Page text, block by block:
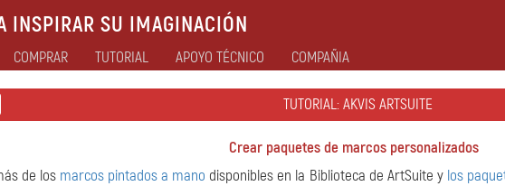
INSPIRAR SU IMAGINACIÓN
COMPRAR TUTORIAL APOYO TÉCNICO COMPAÑIA
TUTORIAL: AKVIS ARTSUITE
Crear paquetes de marcos personalizados
de los marcos pintados a mano disponibles en la Biblioteca de ArtSuite y los